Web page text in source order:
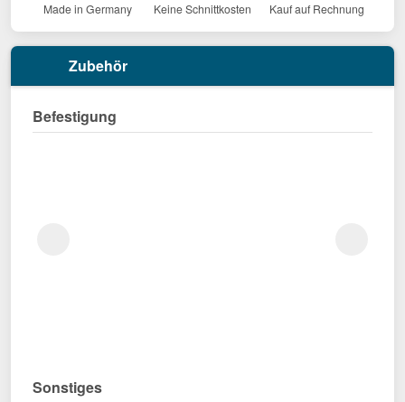
Made in Germany Keine Schnittkosten Kauf auf Rechnung
Zubehör
Befestigung
Sonstiges